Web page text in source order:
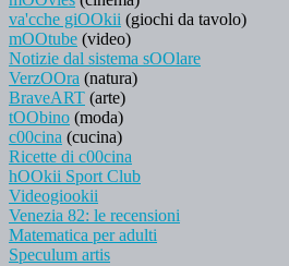
va'cche giOOkii (giochi da tavolo)
mOOtube (video)
Notizie dal sistema sOOlare
VerzOOra (natura)
BraveART (arte)
tOObino (moda)
c00cina (cucina)
Ricette di c00cina
hOOkii Sport Club
Videogiookii
Venezia 82: le recensioni
Matematica per adulti
Speculum artis